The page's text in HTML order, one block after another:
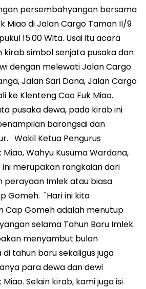
persembahyangan bersama
Miao di Jalan Cargo Taman II/9
15.00 Wita. Usai itu acara
kirab simbol senjata pusaka dan
dengan melewati Jalan Cargo
Jalan Sari Dana, Jalan Cargo
ke Klenteng Cao Fuk Miao.
pusaka dewa, pada kirab ini
barongsai dan
Wakil Ketua Pengurus
Wahyu Kusuma Wardana,
merupakan rangkaian dari
perayaan Imlek atau biasa
Gomeh. "Hari ini kita
Cap Gomeh adalah menutup
selama Tahun Baru Imlek.
menyambut bulan
tahun baru sekaligus juga
para dewa dan dewi
Selain kirab, kami juga isi